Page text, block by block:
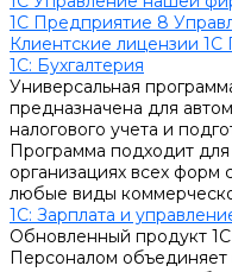
1С Предприятие 8
Клиентские лицензии
1C: Бухгалтерия
Универсальная
предназначена для
налогового учета и
Программа подходит
организациях всех
любые виды
1С: Зарплата и
Обновленный продукт
Персоналом